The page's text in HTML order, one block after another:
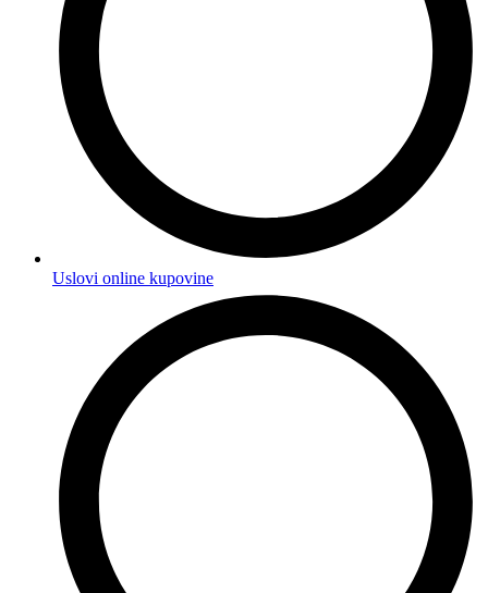
Uslovi online kupovine